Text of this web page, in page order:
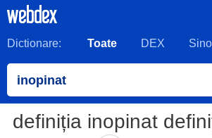
Dictionare: Toate DEX
definiția inopinat